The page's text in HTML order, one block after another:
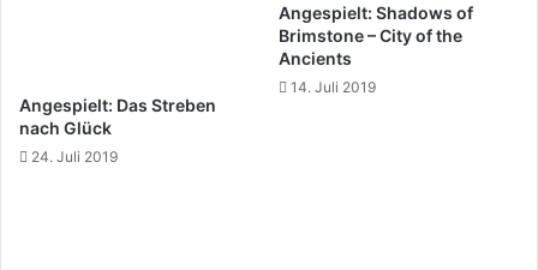
Angespielt: Das Streben
nach Glück
24. Juli 2019
Angespielt: Shadows of
Brimstone – City of the
Ancients
14. Juli 2019